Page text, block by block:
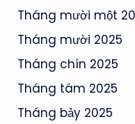
Tháng mười một
Tháng mười 2025
Tháng chín 2025
Tháng tám 2025
Tháng bảy 2025